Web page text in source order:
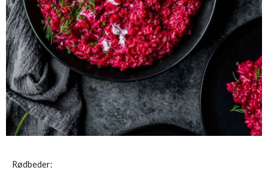
Rødbeder: